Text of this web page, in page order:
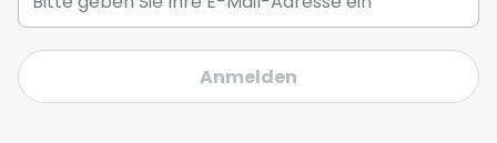
Anmelden